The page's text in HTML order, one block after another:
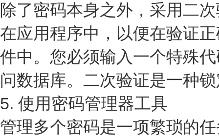
除了密码本身之外，采用二
在应用程序中，以便在验证
件中。您必须输入一个特殊
问数据库。二次验证是一种
5. 使用密码管理器工具
管理多个密码是一项繁琐的